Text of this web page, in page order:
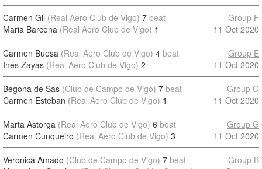
Carmen Gil (Real Aero Club de Vigo) 7 beat
Maria Barcena (Real Aero Club de Vigo) 1
Group F
11 Oct 2020
Carmen Buesa (Real Aero Club de Vigo) 4 beat
Ines Zayas (Real Aero Club de Vigo) 2
Group E
11 Oct 2020
Begona de Sas (Club de Campo de Vigo) 7 beat
Carmen Esteban (Real Aero Club de Vigo) 1
Group G
11 Oct 2020
Marta Astorga (Real Aero Club de Vigo) 6 beat
Carmen Cunqueiro (Real Aero Club de Vigo) 3
Group G
11 Oct 2020
Veronica Amado (Club de Campo de Vigo) 7 beat
Group B